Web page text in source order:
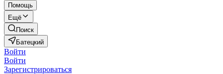
Помощь
Ещё
Поиск
Батецкий
Войти
Войти
Зарегистрироваться